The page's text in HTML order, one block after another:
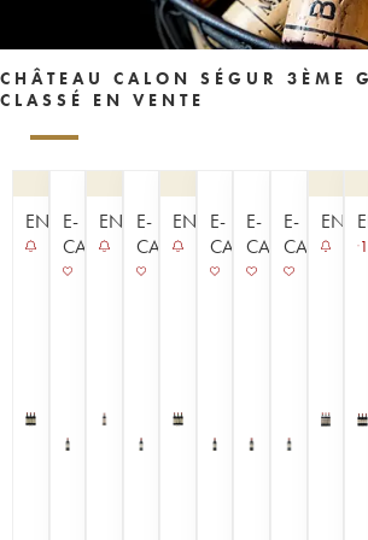
CHÂTEAU CALON SÉGUR 3ÈME
CLASSÉ EN VENTE
ENCHÈRE
E-
CAVISTE
ENCHÈRE
E-
CAVISTE
ENCHÈRE
E-
CAVISTE
E-
CAVISTE
E-
CAVISTE
1